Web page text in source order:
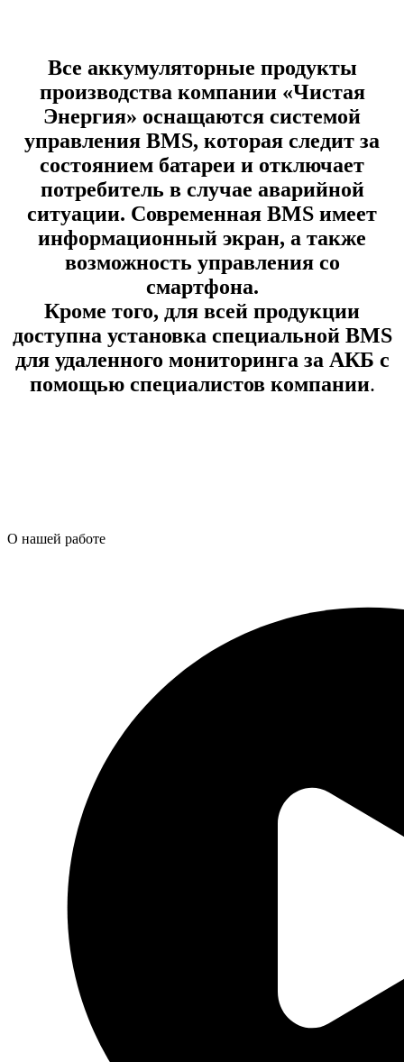
Все аккумуляторные продукты
производства компании «Чистая
Энергия» оснащаются системой
управления BMS, которая следит за
состоянием батареи и отключает
потребитель в случае аварийной
ситуации. Современная BMS имеет
информационный экран, а также
возможность управления со
смартфона.
Кроме того, для всей продукции
доступна установка специальной BMS
для удаленного мониторинга за АКБ с
помощью специалистов компании.
О нашей работе